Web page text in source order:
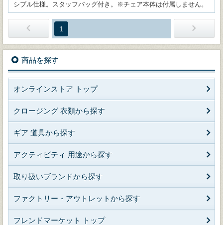
シブル仕様。スタッフバッグ付き。※チェア本体は付属しません。
1
商品を探す
オンラインストア トップ
クロージング 衣類から探す
ギア 道具から探す
アクティビティ 用途から探す
取り扱いブランドから探す
ファクトリー・アウトレットから探す
フレンドマーケット トップ